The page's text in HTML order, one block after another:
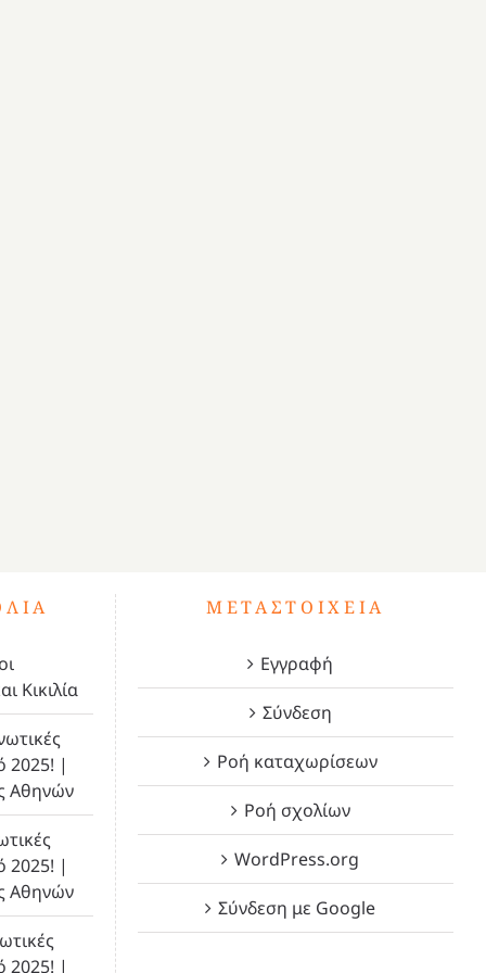
Κικιλία
2025! |
Αθηνών
2025! |
Αθηνών
2025! |
ΜΕΤΑΣΤΟΙΧΕΊΑ
Εγγραφή
Σύνδεση
Ροή καταχωρίσεων
Ροή σχολίων
WordPress.org
Σύνδεση με Google